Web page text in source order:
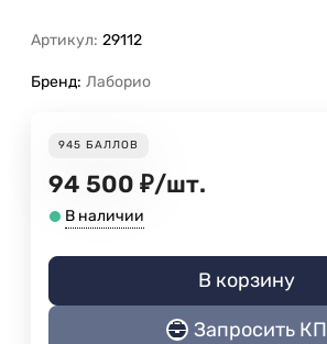
Артикул: 29112
Бренд: Лаборио
945 БАЛЛОВ
94 500 ₽/шт.
В наличии
В корзину
Запросить КП